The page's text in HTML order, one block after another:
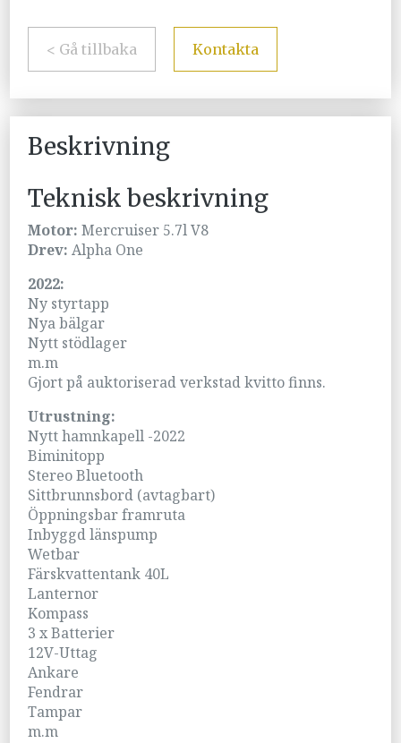
< Gå tillbaka Kontakta
Beskrivning
Teknisk beskrivning
Motor: Mercruiser 5.7l V8
Drev: Alpha One
2022:
Ny styrtapp
Nya bälgar
Nytt stödlager
m.m
Gjort på auktoriserad verkstad kvitto finns.
Utrustning:
Nytt hamnkapell -2022
Biminitopp
Stereo Bluetooth
Sittbrunnsbord (avtagbart)
Öppningsbar framruta
Inbyggd länspump
Wetbar
Färskvattentank 40L
Lanternor
Kompass
3 x Batterier
12V-Uttag
Ankare
Fendrar
Tampar
m.m